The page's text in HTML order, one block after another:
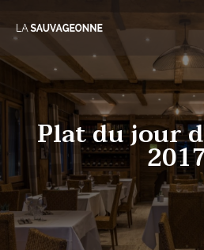
to
content
Plat du jour